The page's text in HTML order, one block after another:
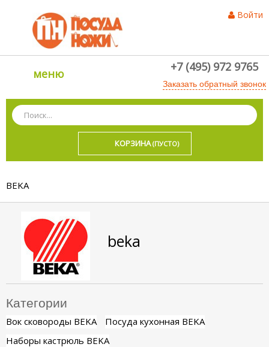
Войти
меню +7 (495) 972 9765
Заказать обратный звонок
КОРЗИНА (ПУСТО)
BEKA
beka
Категории
Вок сковороды BEKA
Посуда кухонная BEKA
Наборы кастрюль BEKA